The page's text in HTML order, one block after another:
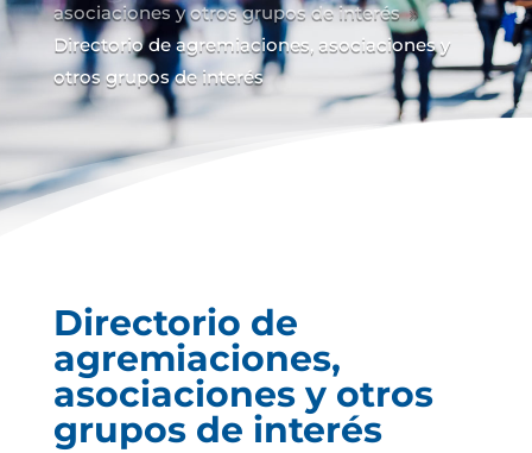
asociaciones y otros grupos de interés 9
Directorio de agremiaciones, asociaciones y
otros grupos de interés
Directorio de
agremiaciones,
asociaciones y otros
grupos de interés